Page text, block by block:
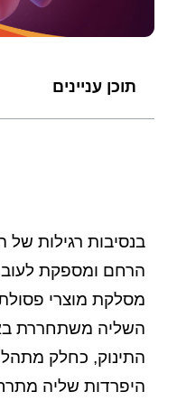
תוכן עניינים
בנסיבות רגילות של
הרחם ומספקת
מסלקת מוצרי
השליה משתחררת
התינוק, כחלק
היפרדות שליה